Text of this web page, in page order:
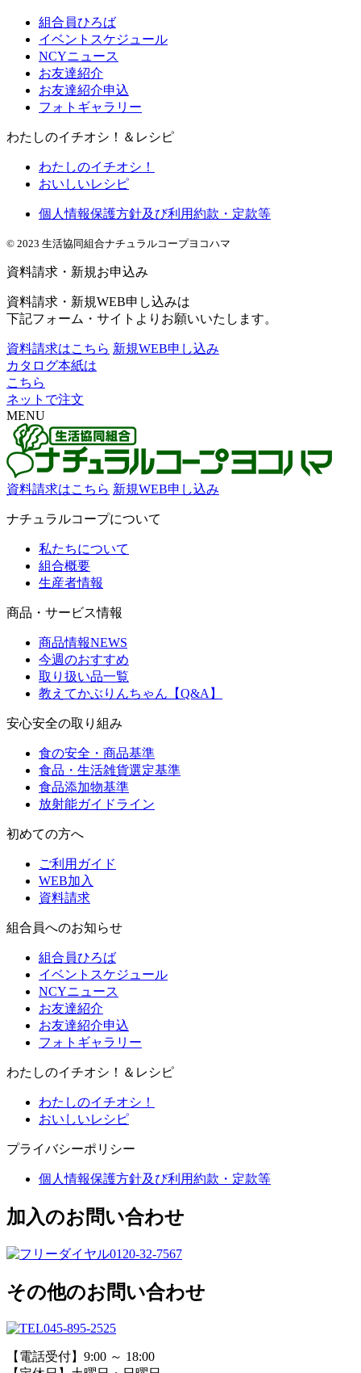
組合員ひろば
イベントスケジュール
NCYニュース
お友達紹介
お友達紹介申込
フォトギャラリー
わたしのイチオシ！＆レシピ
わたしのイチオシ！
おいしいレシピ
個人情報保護方針及び利用約款・定款等
© 2023 生活協同組合ナチュラルコープヨコハマ
資料請求・新規お申込み
資料請求・新規WEB申し込みは
下記フォーム・サイトよりお願いいたします。
資料請求はこちら 新規WEB申し込み
カタログ本紙は
こちら
ネットで注文
MENU
資料請求はこちら 新規WEB申し込み
ナチュラルコープについて
私たちについて
組合概要
生産者情報
商品・サービス情報
商品情報NEWS
今週のおすすめ
取り扱い品一覧
教えてかぶりんちゃん【Q&A】
安心安全の取り組み
食の安全・商品基準
食品・生活雑貨選定基準
食品添加物基準
放射能ガイドライン
初めての方へ
ご利用ガイド
WEB加入
資料請求
組合員へのお知らせ
組合員ひろば
イベントスケジュール
NCYニュース
お友達紹介
お友達紹介申込
フォトギャラリー
わたしのイチオシ！＆レシピ
わたしのイチオシ！
おいしいレシピ
プライバシーポリシー
個人情報保護方針及び利用約款・定款等
加入のお問い合わせ
0120-32-7567
その他のお問い合わせ
045-895-2525
【電話受付】9:00 ～ 18:00